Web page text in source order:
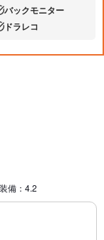
り:
バックモニター
:
ドラレコ
備：4.2